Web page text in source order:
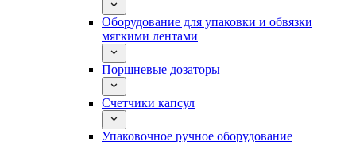
Оборудование для упаковки и обвязки
мягкими лентами
Поршневые дозаторы
Счетчики капсул
Упаковочное ручное оборудование